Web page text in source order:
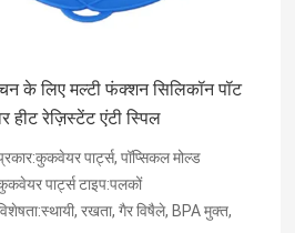
के लिए मल्टी फंक्शन सिलिकॉन पॉट
हीट रेज़िस्टेंट एंटी स्पिल
पार्ट्स, पॉप्सिकल मोल्ड
पार्ट्स टाइप:पलकों
रखता, गैर विषैले, BPA मुक्त,